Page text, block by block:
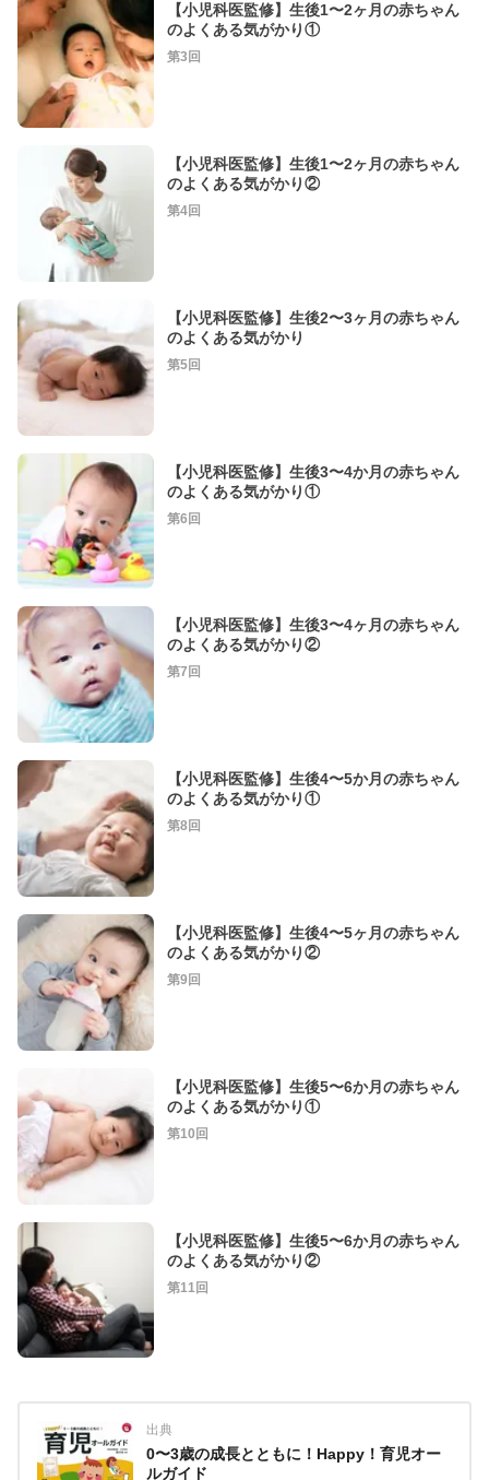
【小児科医監修】生後1〜2ヶ月の赤ちゃん
のよくある気がかり①
第3回
【小児科医監修】生後1〜2ヶ月の赤ちゃん
のよくある気がかり②
第4回
【小児科医監修】生後2〜3ヶ月の赤ちゃん
のよくある気がかり
第5回
【小児科医監修】生後3〜4か月の赤ちゃん
のよくある気がかり①
第6回
【小児科医監修】生後3〜4ヶ月の赤ちゃん
のよくある気がかり②
第7回
【小児科医監修】生後4〜5か月の赤ちゃん
のよくある気がかり①
第8回
【小児科医監修】生後4〜5ヶ月の赤ちゃん
のよくある気がかり②
第9回
【小児科医監修】生後5〜6か月の赤ちゃん
のよくある気がかり①
第10回
【小児科医監修】生後5〜6か月の赤ちゃん
のよくある気がかり②
第11回
出典
0〜3歳の成長とともに！Happy！育児オー
ルガイド